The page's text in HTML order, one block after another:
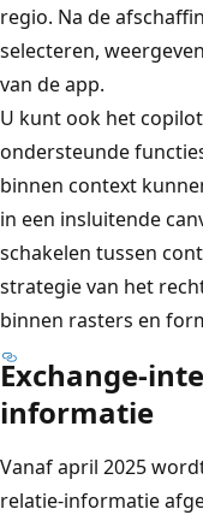
regio. Na de
selecteren,
van de app.
U kunt ook het
ondersteunde
binnen context
in een insluitende
schakelen tussen
strategie van het
binnen rasters en
Exchange-
informatie
Vanaf april 2025
relatie-informatie